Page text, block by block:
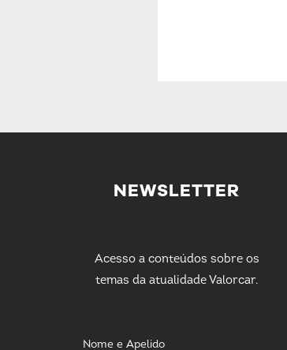
NEWSLETTER
Acesso a conteúdos sobre os
temas da atualidade Valorcar.